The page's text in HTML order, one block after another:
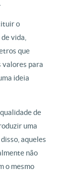
o
vida,
que
valores para
ideia
de
uma
aqueles
não
o mesmo